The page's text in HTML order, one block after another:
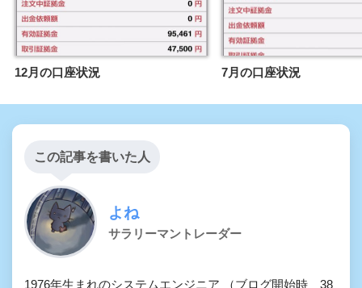
12月の口座状況 7月の口座状況
この記事を書いた人
よね
サラリーマントレーダー
1976年生まれのシステムエンジニア （ブログ開始時 38